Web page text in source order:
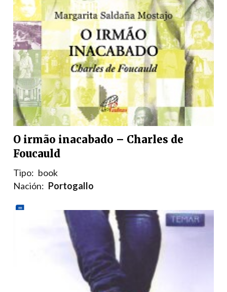
O irmão inacabado – Charles de
Foucauld
Tipo: book
Nación: Portogallo